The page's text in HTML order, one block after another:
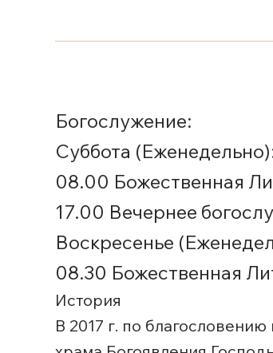
Богослужение:
Суббота
08.00 Божественная
17.00 Вечернее
Воскресенье
08.30 Божественная
История
В 2017 г. по